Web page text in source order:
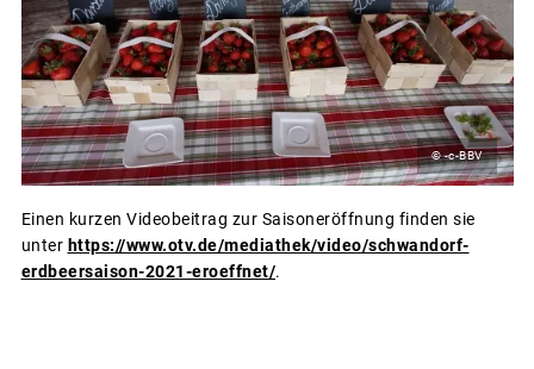
© -c-BBV
Einen kurzen Videobeitrag zur Saisoneröffnung finden sie
unter https://www.otv.de/mediathek/video/schwandorf-
erdbeersaison-2021-eroeffnet/.